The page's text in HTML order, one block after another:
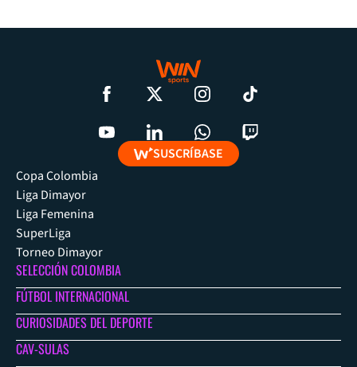
SUSCRÍBASE
Copa Colombia
Liga Dimayor
Liga Femenina
SuperLiga
Torneo Dimayor
SELECCIÓN COLOMBIA
FÚTBOL INTERNACIONAL
CURIOSIDADES DEL DEPORTE
CAV-SULAS